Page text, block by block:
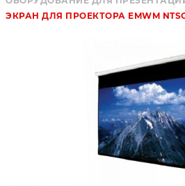
ЭКРАН ДЛЯ ПРОЕКТОРА EMWM